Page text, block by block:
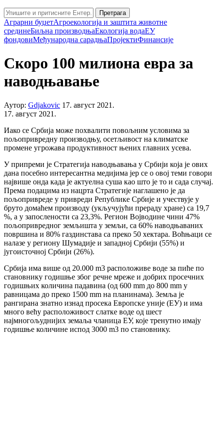
Претрага
Аграрни буџетАгроекологија и заштита животне
срединеБиљна производњаЕкологија водаЕУ
фондовиМеђународна сарадњаПројектиФинансије
Скоро 100 милиона евра за
наводњавање
Аутор: Gdjakovic 17. август 2021.
17. август 2021.
Иако се Србија може похвалити повољним условима за
пољопривредну производњу, осетљивост на климатске
промене угрожава продуктивност њених главних усева.
У припреми је Стратегија наводњавања у Србији која је ових
дана посебно интересантна медијима јер се о овој теми говори
највише онда када је актуелна суша као што је то и сада случај.
Према подацима из нацрта Стратегије наглашено је да
пољопривреде у привреди Републике Србије и учествује у
бруто домаћем производу (укључујући прераду хране) са 19,7
%, а у запослености са 23,3%. Регион Војводине чини 47%
пољопривредног земљишта у земљи, са 60% наводњаваних
површина и 80% газдинстава са преко 50 хектара. Воћњаци се
налазе у региону Шумадије и западној Србији (55%) и
југоисточној Србији (26%).
Србија има више од 20.000 m3 расположиве воде за пиће по
становнику годишње због речне мреже и добрих просечних
годишњих количина падавина (од 600 mm до 800 mm у
равницама до преко 1500 mm на планинама). Земља је
рангирана знатно изнад просека Европске уније (ЕУ) и има
много већу расположивост слатке воде од шест
најмногољуднијих земаља чланица ЕУ, које тренутно имају
годишње количине испод 3000 m3 по становнику.